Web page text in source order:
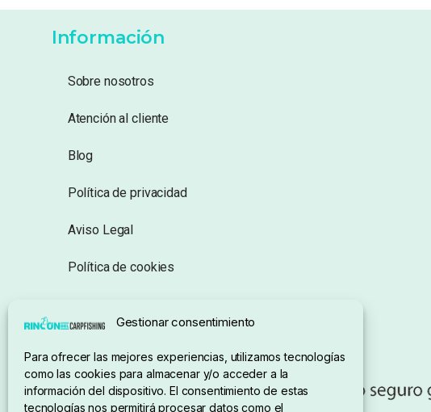
Gestionar consentimiento
Para ofrecer las mejores experiencias, utilizamos tecnologías
como las cookies para almacenar y/o acceder a la
información del dispositivo. El consentimiento de estas
tecnologías nos permitirá procesar datos como el
Información
Sobre nosotros
Atención al cliente
Blog
Política de privacidad
Aviso Legal
Política de cookies
Condiciones de compra